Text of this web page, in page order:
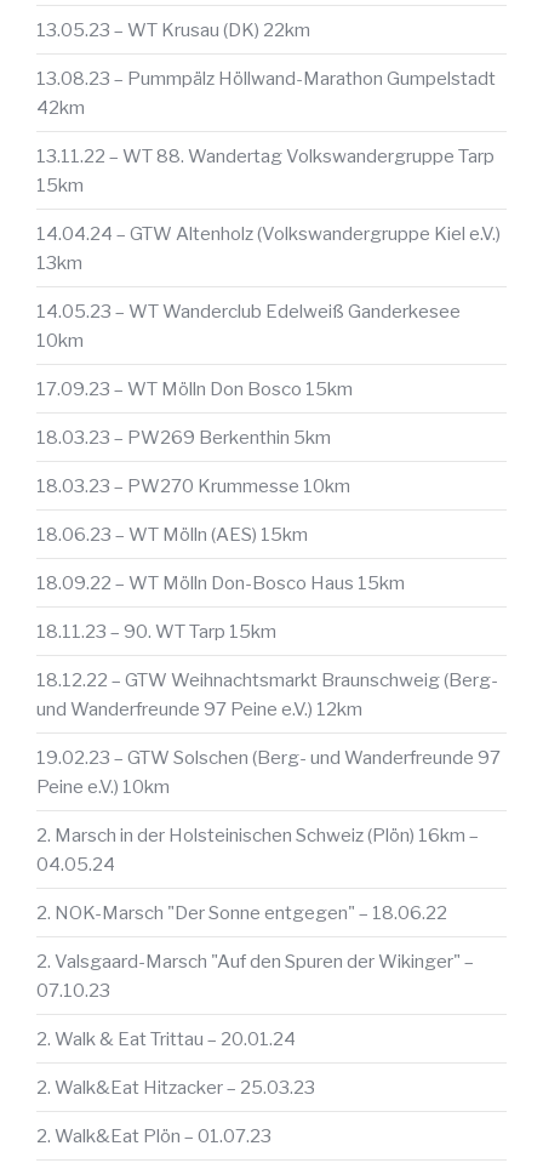
13.05.23 – WT Krusau (DK) 22km
13.08.23 – Pummpälz Höllwand-Marathon Gumpelstadt
42km
13.11.22 – WT 88. Wandertag Volkswandergruppe Tarp
15km
14.04.24 – GTW Altenholz (Volkswandergruppe Kiel e.V.)
13km
14.05.23 – WT Wanderclub Edelweiß Ganderkesee
10km
17.09.23 – WT Mölln Don Bosco 15km
18.03.23 – PW269 Berkenthin 5km
18.03.23 – PW270 Krummesse 10km
18.06.23 – WT Mölln (AES) 15km
18.09.22 – WT Mölln Don-Bosco Haus 15km
18.11.23 – 90. WT Tarp 15km
18.12.22 – GTW Weihnachtsmarkt Braunschweig (Berg-
und Wanderfreunde 97 Peine e.V.) 12km
19.02.23 – GTW Solschen (Berg- und Wanderfreunde 97
Peine e.V.) 10km
2. Marsch in der Holsteinischen Schweiz (Plön) 16km –
04.05.24
2. NOK-Marsch "Der Sonne entgegen" – 18.06.22
2. Valsgaard-Marsch "Auf den Spuren der Wikinger" –
07.10.23
2. Walk & Eat Trittau – 20.01.24
2. Walk&Eat Hitzacker – 25.03.23
2. Walk&Eat Plön – 01.07.23